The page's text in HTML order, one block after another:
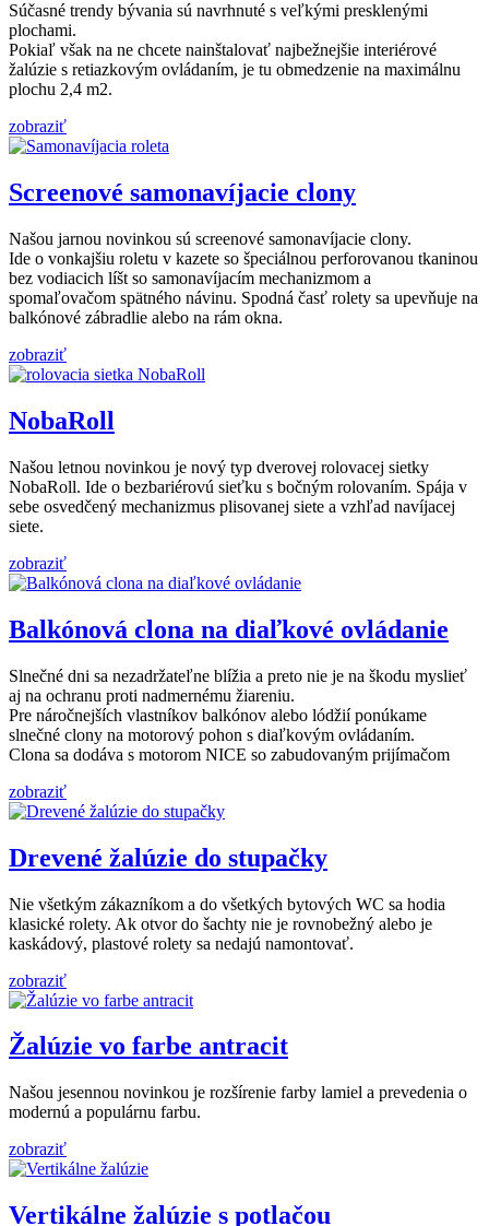
Súčasné trendy bývania sú navrhnuté s veľkými presklenými
plochami.
Pokiaľ však na ne chcete nainštalovať najbežnejšie interiérové
žalúzie s retiazkovým ovládaním, je tu obmedzenie na maximálnu
plochu 2,4 m2.
zobraziť
Screenové samonavíjacie clony
Našou jarnou novinkou sú screenové samonavíjacie clony.
Ide o vonkajšiu roletu v kazete so špeciálnou perforovanou tkaninou
bez vodiacich líšt so samonavíjacím mechanizmom a
spomaľovačom spätného návinu. Spodná časť rolety sa upevňuje na
balkónové zábradlie alebo na rám okna.
zobraziť
NobaRoll
Našou letnou novinkou je nový typ dverovej rolovacej sietky
NobaRoll. Ide o bezbariérovú sieťku s bočným rolovaním. Spája v
sebe osvedčený mechanizmus plisovanej siete a vzhľad navíjacej
siete.
zobraziť
Balkónová clona na diaľkové ovládanie
Slnečné dni sa nezadržateľne blížia a preto nie je na škodu myslieť
aj na ochranu proti nadmernému žiareniu.
Pre náročnejších vlastníkov balkónov alebo lódžií ponúkame
slnečné clony na motorový pohon s diaľkovým ovládaním.
Clona sa dodáva s motorom NICE so zabudovaným prijímačom
zobraziť
Drevené žalúzie do stupačky
Nie všetkým zákazníkom a do všetkých bytových WC sa hodia
klasické rolety. Ak otvor do šachty nie je rovnobežný alebo je
kaskádový, plastové rolety sa nedajú namontovať.
zobraziť
Žalúzie vo farbe antracit
Našou jesennou novinkou je rozšírenie farby lamiel a prevedenia o
modernú a populárnu farbu.
zobraziť
Vertikálne žalúzie s potlačou